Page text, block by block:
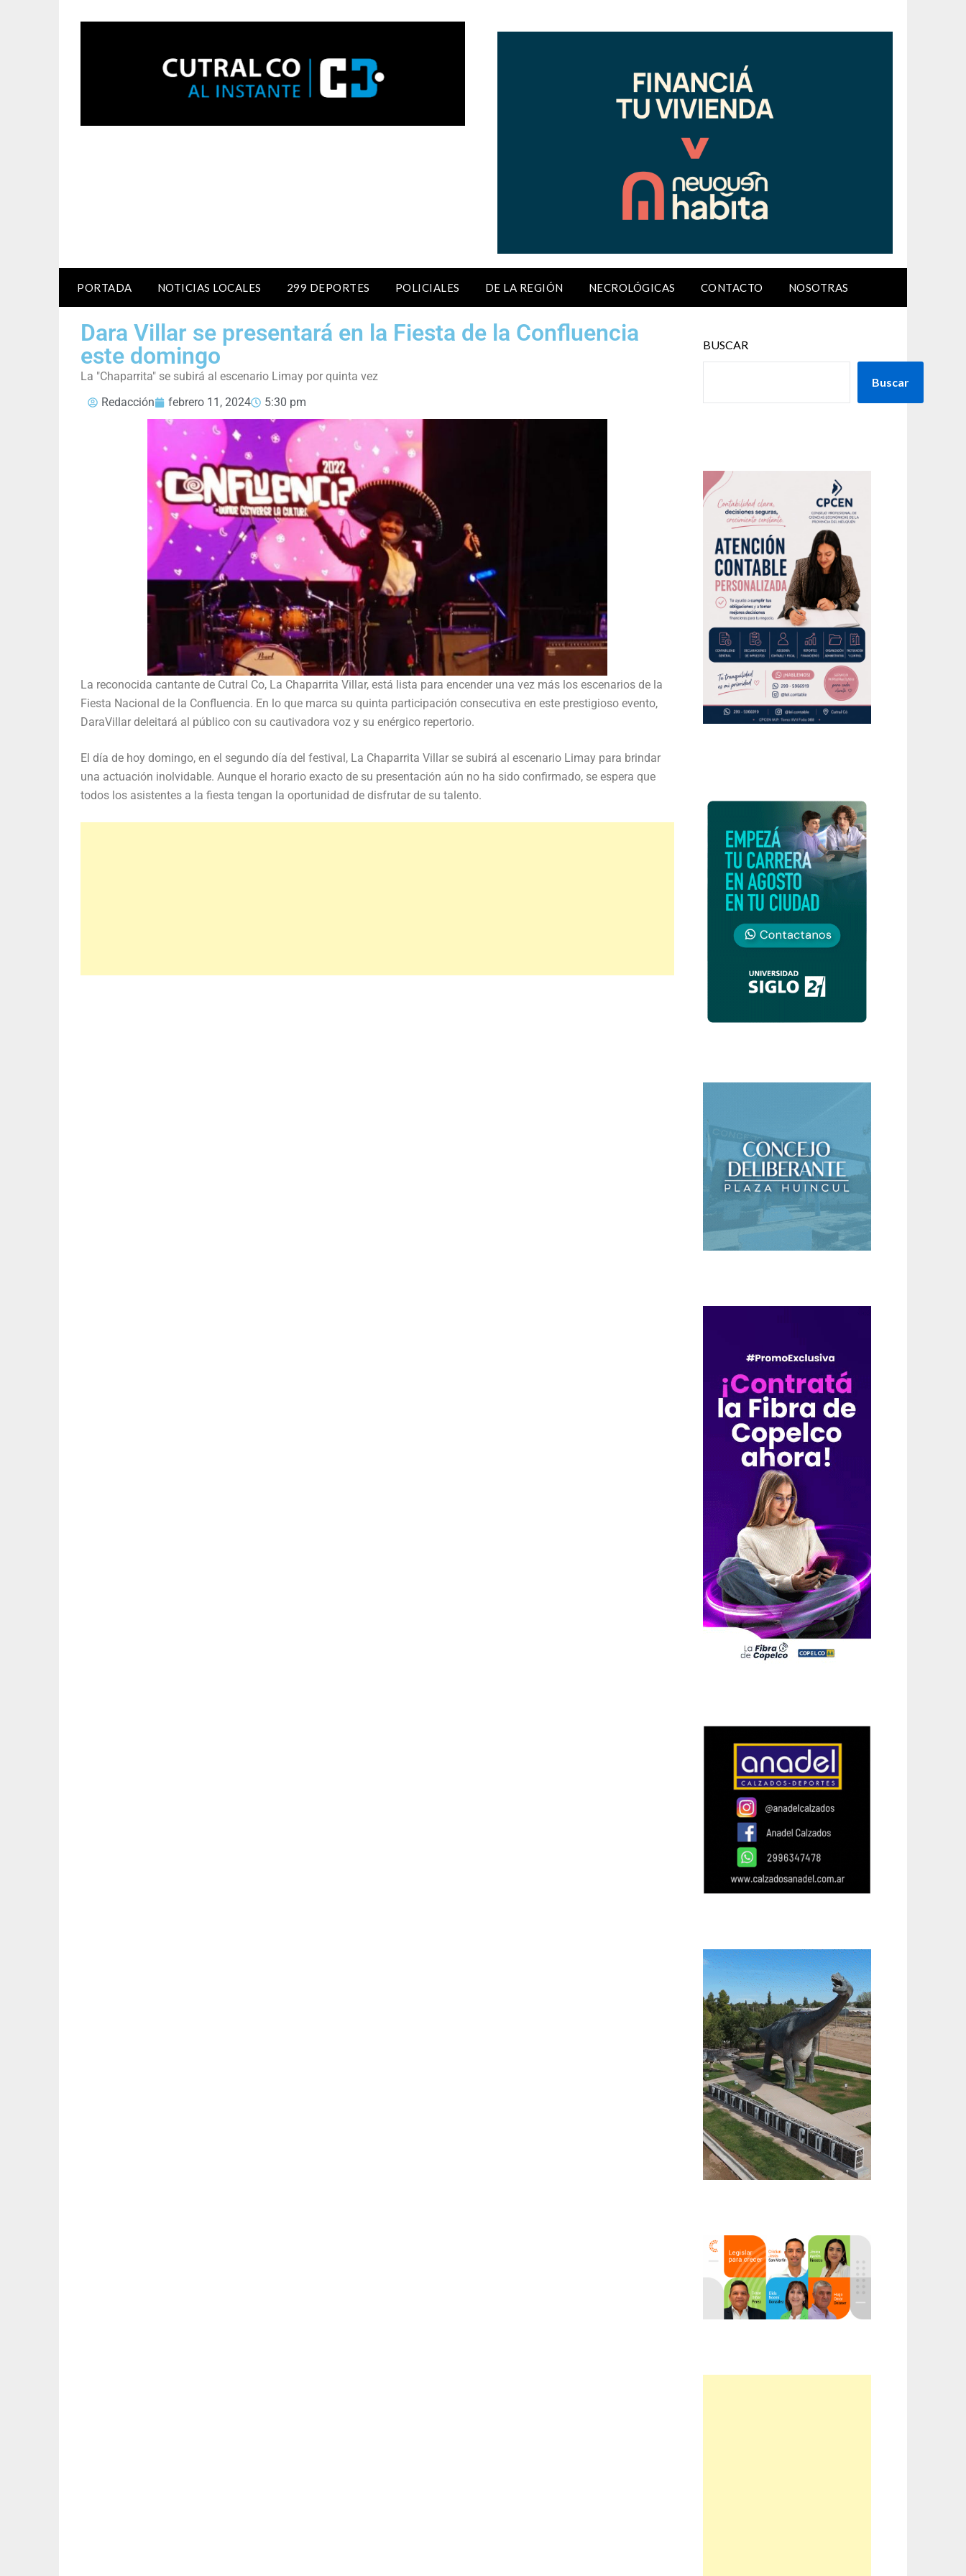
PORTADA NOTICIAS LOCALES 299 DEPORTES POLICIALES DE LA REGIÓN NECROLÓGICAS CONTACTO NOSOTRAS
Dara Villar se presentará en la Fiesta de la Confluencia
este domingo
La "Chaparrita" se subirá al escenario Limay por quinta vez
Redacción
febrero 11, 2024 5:30 pm
La reconocida cantante de Cutral Co, La Chaparrita Villar, está lista para encender una vez más los escenarios de la
Fiesta Nacional de la Confluencia. En lo que marca su quinta participación consecutiva en este prestigioso evento,
DaraVillar deleitará al público con su cautivadora voz y su enérgico repertorio.
El día de hoy domingo, en el segundo día del festival, La Chaparrita Villar se subirá al escenario Limay para brindar
una actuación inolvidable. Aunque el horario exacto de su presentación aún no ha sido confirmado, se espera que
todos los asistentes a la fiesta tengan la oportunidad de disfrutar de su talento.
BUSCAR
Buscar